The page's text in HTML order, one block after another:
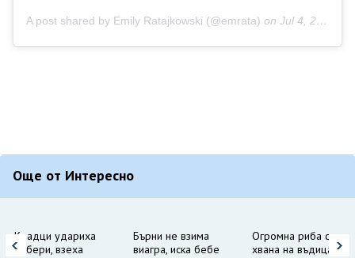
A post shared by Emily Ratajkowski (@emrata) on Jul 4, 2020 at 1:34pm PDT
Още от Интересно
Крадци удариха
Рибери, взеха
Бърни не взима
виагра, иска бебе
Огромна риба се
хвана на въдицата